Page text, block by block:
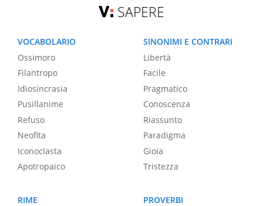
SAPERE
VOCABOLARIO
Ossimoro
Filantropo
Idiosincrasia
Pusillanime
Refuso
Neofita
Iconoclasta
Apotropaico
SINONIMI E CONTRARI
Libertà
Facile
Pragmatico
Conoscenza
Riassunto
Paradigma
Gioia
Tristezza
RIME
PROVERBI